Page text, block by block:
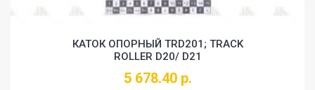
КАТОК ОПОРНЫЙ TRD201; TRACK
ROLLER D20/ D21
5 678.40 р.